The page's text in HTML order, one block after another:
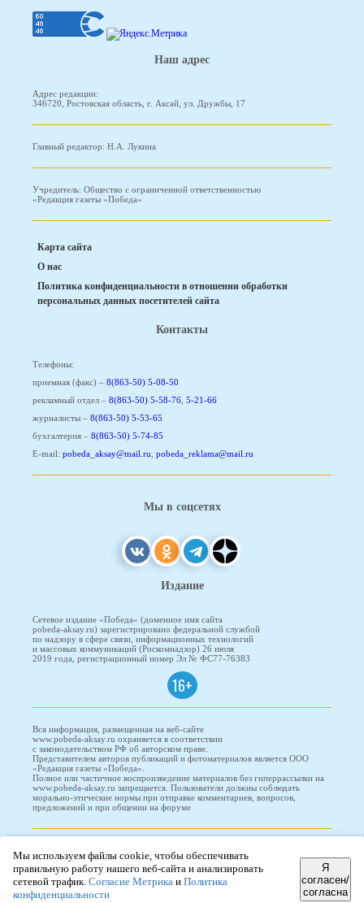
Наш адрес
Адрес редакции:
346720, Ростовская область, г. Аксай, ул. Дружбы, 17
Главный редактор: Н.А. Лукина
Учредитель: Общество с ограниченной ответственностью
«Редакция газеты «Победа»
Карта сайта
О нас
Политика конфиденциальности в отношении обработки
персональных данных посетителей сайта
Контакты
Телефоны:
приемная (факс) – 8(863-50) 5-08-50
рекламный отдел – 8(863-50) 5-58-76 5-21-66
журналисты – 8(863-50) 5-53-65
бухгалтерия – 8(863-50) 5-74-85
E-mail: pobeda_aksay@mail.ru pobeda_reklama@mail.ru
Мы в соцсетях
Издание
Сетевое издание «Победа» (доменное имя сайта
pobeda-aksay.ru) зарегистрировано федеральной службой
по надзору в сфере связи, информационных технологий
и массовых коммуникаций (Роскомнадзор) 26 июля
2019 года, регистрационный номер Эл № ФС77-76383
16+
Вся информация, размещенная на веб-сайте
www.pobeda-aksay.ru охраняется в соответствии
с законодательством РФ об авторском праве.
Представителем авторов публикаций и фотоматериалов является ООО
«Редакция газеты «Победа».
Полное или частичное воспроизведение материалов без гиперрассылки на
www.pobeda-aksay.ru запрещается. Пользователи должны соблюдать
морально-этические нормы при отправке комментариев, вопросов,
предложений и при общении на форуме
ООО "Проводник"
Мы используем файлы cookie, чтобы обеспечивать
правильную работу нашего веб-сайта и анализировать
сетевой трафик. Согласие Метрика и Политика
конфиденциальности
Я
согласен/
согласна